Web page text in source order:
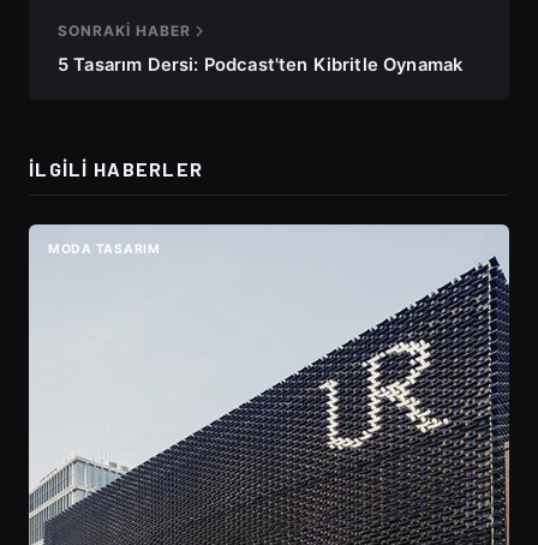
SONRAKI HABER
5 Tasarım Dersi: Podcast'ten Kibritle Oynamak
İLGILI HABERLER
MODA TASARIM